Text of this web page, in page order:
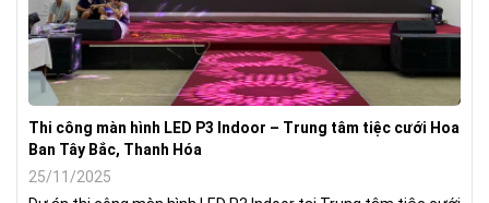
Thi công màn hình LED P3 Indoor – Trung tâm tiệc cưới Hoa
Ban Tây Bắc, Thanh Hóa
25/11/2025